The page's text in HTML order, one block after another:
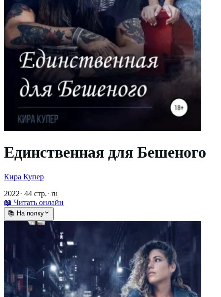
Единственная для Бешеного
Кира Купер
2022· 44 стр.· ru
📖 Читать онлайн
📚 На полку